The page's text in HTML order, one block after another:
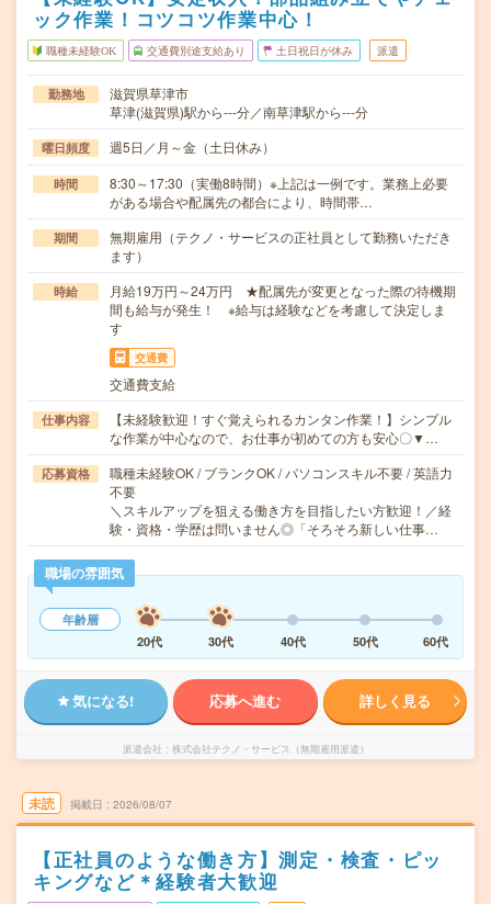
ック作業！コツコツ作業中心！
職種未経験OK 交通費別途支給あり 土日祝日が休み 派遣
勤務地
滋賀県草津市
草津(滋賀県)駅から---分／南草津駅から---分
曜日頻度 週5日／月～金（土日休み）
時間
8:30～17:30（実働8時間）※上記は一例です。業務上必要
がある場合や配属先の都合により、時間帯…
期間
無期雇用（テクノ・サービスの正社員として勤務いただき
ます）
時給
月給19万円～24万円 ★配属先が変更となった際の待機期
間も給与が発生！ ※給与は経験などを考慮して決定しま
す
交通費
交通費支給
仕事内容
【未経験歓迎！すぐ覚えられるカンタン作業！】シンプル
な作業が中心なので、お仕事が初めての方も安心〇▼…
応募資格
職種未経験OK / ブランクOK / パソコンスキル不要 / 英語力
不要
＼スキルアップを狙える働き方を目指したい方歓迎！／経
験・資格・学歴は問いません◎「そろそろ新しい仕事…
職場の雰囲気
年齢層
20代
30代 40代 50代 60代
気になる! 応募へ進む 詳しく見る
派遣会社 株式会社テクノ・サービス（無期雇用派遣）
未読 掲載日 2026/08/07
【正社員のような働き方】測定・検査・ピッ
キングなど＊経験者大歓迎